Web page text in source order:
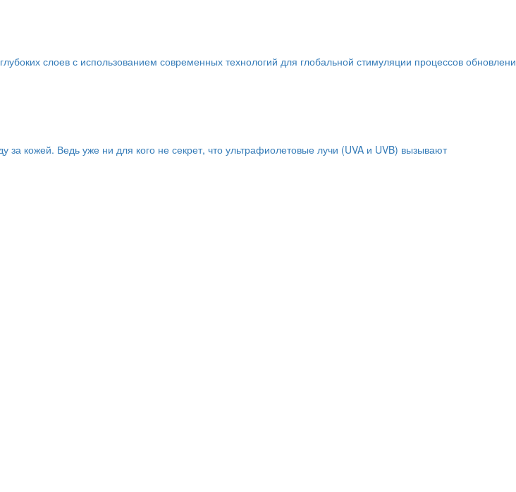
слоев с использованием современных технологий для глобальной стимуляции процессов
кожей. Ведь уже ни для кого не секрет, что ультрафиолетовые лучи (UVA и UVB) вызывают